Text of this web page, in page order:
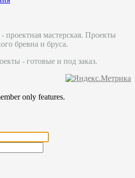
проектная мастерская. Проекты
бревна и бруса.
- готовые и под заказ.
only features.